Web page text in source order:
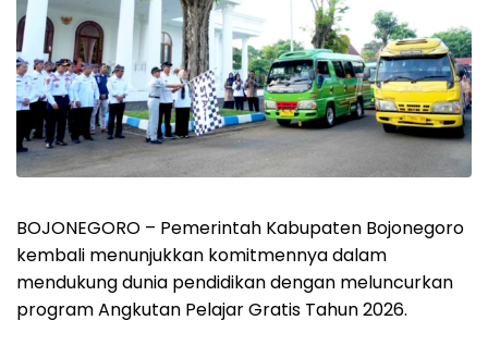
BOJONEGORO – Pemerintah Kabupaten Bojonegoro
kembali menunjukkan komitmennya dalam
mendukung dunia pendidikan dengan meluncurkan
program Angkutan Pelajar Gratis Tahun 2026.